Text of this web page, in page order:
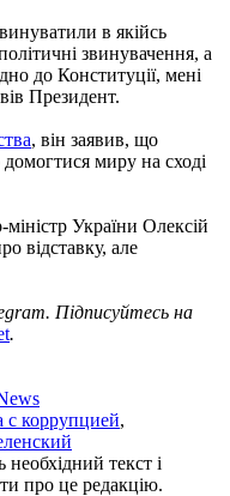
в якійсь
звинувачення, а
до Конституції, мені
Президент.
, він заявив, що
миру на сході
України Олексій
відставку, але
Підписуйтесь на
.
с коррупцией,
текст і
про це редакцію.